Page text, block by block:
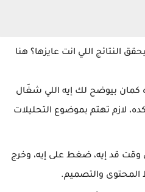
النتائج اللي انت عايزها؟ هنا
كمان بيوضح لك إيه اللي شغّال
لازم تهتم بموضوع التحليلات
قد إيه، ضغط على إيه، وخرج
والتصميم.